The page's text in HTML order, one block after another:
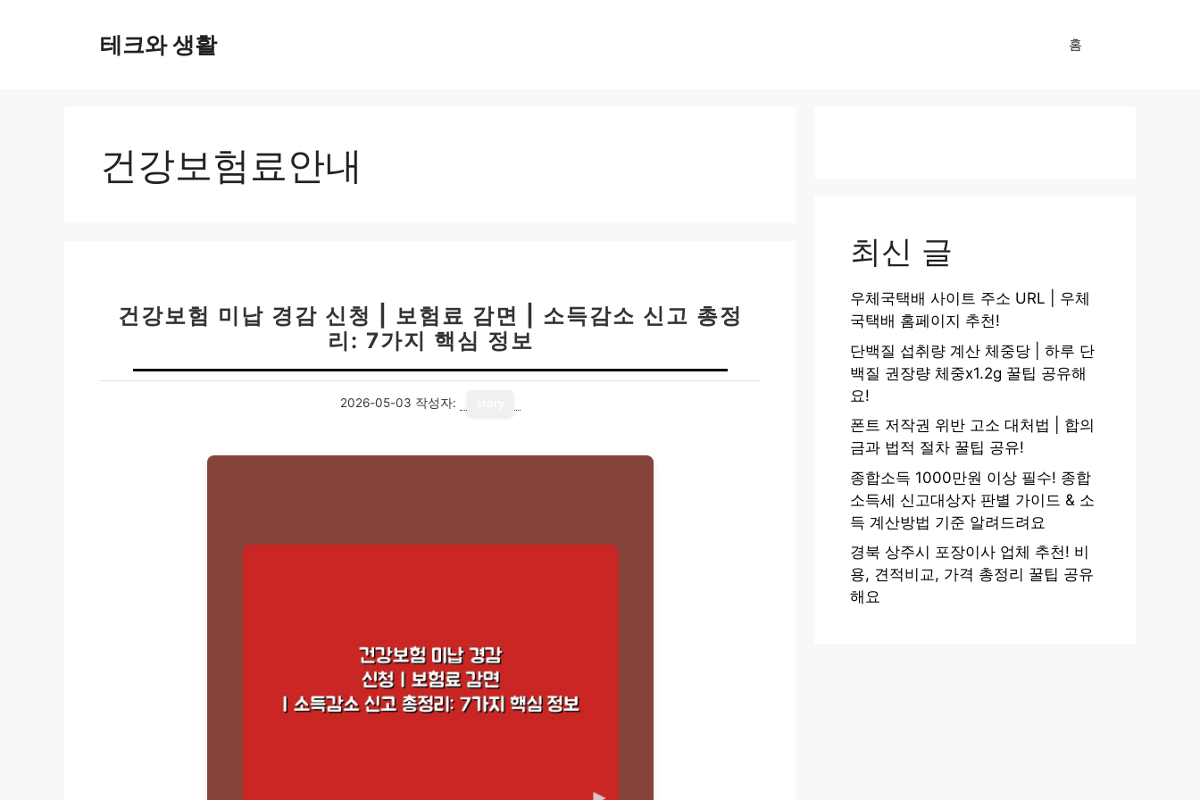
테크와 생활 홈
건강보험료안내
건강보험 미납 경감 신청 | 보험료 감면 | 소득감소 신고 총정
리: 7가지 핵심 정보
2026-05-03 작성자:
최신 글
우체국택배 사이트 주소 URL | 우체
국택배 홈페이지 추천!
단백질 섭취량 계산 체중당 | 하루 단
백질 권장량 체중x1.2g 꿀팁 공유해
요!
폰트 저작권 위반 고소 대처법 | 합의
금과 법적 절차 꿀팁 공유!
종합소득 1000만원 이상 필수! 종합
소득세 신고대상자 판별 가이드 & 소
득 계산방법 기준 알려드려요
경북 상주시 포장이사 업체 추천! 비
용, 견적비교, 가격 총정리 꿀팁 공유
해요